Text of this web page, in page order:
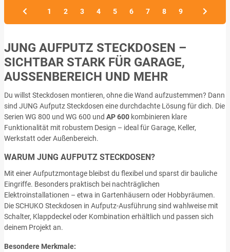
1 2 3 4 5 6 7 8 9
JUNG AUFPUTZ STECKDOSEN –
SICHTBAR STARK FÜR GARAGE,
AUSSENBEREICH UND MEHR
Du willst Steckdosen montieren, ohne die Wand aufzustemmen? Dann
sind JUNG Aufputz Steckdosen eine durchdachte Lösung für dich. Die
Serien WG 800 und WG 600 und AP 600 kombinieren klare
Funktionalität mit robustem Design – ideal für Garage, Keller,
Werkstatt oder Außenbereich.
WARUM JUNG AUFPUTZ STECKDOSEN?
Mit einer Aufputzmontage bleibst du flexibel und sparst dir bauliche
Eingriffe. Besonders praktisch bei nachträglichen
Elektroinstallationen – etwa in Gartenhäusern oder Hobbyräumen.
Die SCHUKO Steckdosen in Aufputz-Ausführung sind wahlweise mit
Schalter, Klappdeckel oder Kombination erhältlich und passen sich
deinem Projekt an.
Besondere Merkmale: